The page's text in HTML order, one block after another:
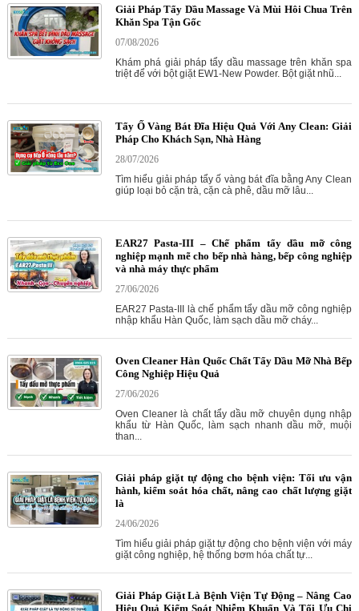
Giải Pháp Tẩy Dầu Massage Và Mùi Hôi Chua Trên
Khăn Spa Tận Gốc
07/08/2026
Khám phá giải pháp tẩy dầu massage trên khăn spa
triệt để với bột giặt EW1-New Powder. Bột giặt nhũ...
Tẩy Ố Vàng Bát Đĩa Hiệu Quả Với Any Clean: Giải
Pháp Cho Khách Sạn, Nhà Hàng
28/07/2026
Tìm hiểu giải pháp tẩy ố vàng bát đĩa bằng Any Clean
giúp loại bỏ cặn trà, cặn cà phê, dầu mỡ lâu...
EAR27 Pasta-III – Chế phẩm tẩy dầu mỡ công
nghiệp mạnh mẽ cho bếp nhà hàng, bếp công nghiệp
và nhà máy thực phẩm
27/06/2026
EAR27 Pasta-III là chế phẩm tẩy dầu mỡ công nghiệp
nhập khẩu Hàn Quốc, làm sạch dầu mỡ cháy...
Oven Cleaner Hàn Quốc Chất Tẩy Dầu Mỡ Nhà Bếp
Công Nghiệp Hiệu Quả
27/06/2026
Oven Cleaner là chất tẩy dầu mỡ chuyên dụng nhập
khẩu từ Hàn Quốc, làm sạch nhanh dầu mỡ, muội
than...
Giải pháp giặt tự động cho bệnh viện: Tối ưu vận
hành, kiểm soát hóa chất, nâng cao chất lượng giặt
là
24/06/2026
Tìm hiểu giải pháp giặt tự động cho bệnh viện với máy
giặt công nghiệp, hệ thống bơm hóa chất tự...
Giải Pháp Giặt Là Bệnh Viện Tự Động – Nâng Cao
Hiệu Quả Kiểm Soát Nhiễm Khuẩn Và Tối Ưu Chi